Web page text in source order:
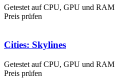
Getestet auf CPU, GPU und RAM
Preis prüfen
Cities: Skylines
Getestet auf CPU, GPU und RAM
Preis prüfen